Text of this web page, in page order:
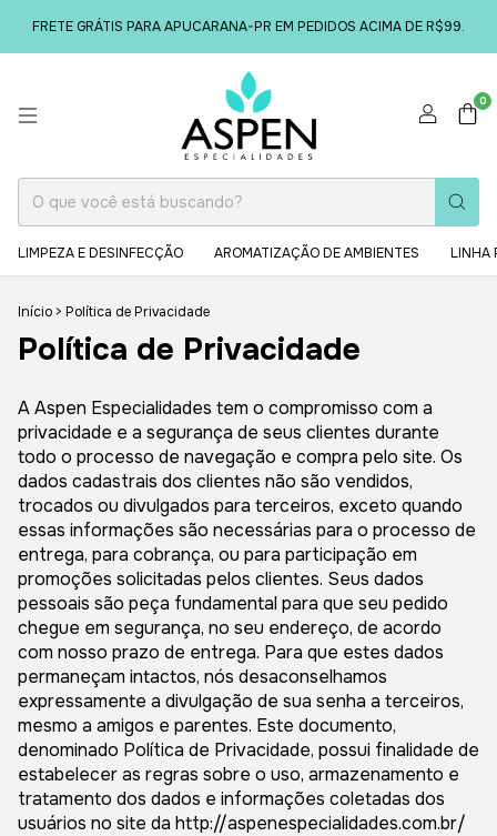
FRETE GRÁTIS PARA APUCARANA-PR EM PEDIDOS ACIMA DE R$99.
0
LIMPEZA E DESINFECÇÃO AROMATIZAÇÃO DE AMBIENTES LINHA
Início > Política de Privacidade
Política de Privacidade
A Aspen Especialidades tem o compromisso com a
privacidade e a segurança de seus clientes durante
todo o processo de navegação e compra pelo site. Os
dados cadastrais dos clientes não são vendidos,
trocados ou divulgados para terceiros, exceto quando
essas informações são necessárias para o processo de
entrega, para cobrança, ou para participação em
promoções solicitadas pelos clientes. Seus dados
pessoais são peça fundamental para que seu pedido
chegue em segurança, no seu endereço, de acordo
com nosso prazo de entrega. Para que estes dados
permaneçam intactos, nós desaconselhamos
expressamente a divulgação de sua senha a terceiros,
mesmo a amigos e parentes. Este documento,
denominado Política de Privacidade, possui finalidade de
estabelecer as regras sobre o uso, armazenamento e
tratamento dos dados e informações coletadas dos
usuários no site da http://aspenespecialidades.com.br/